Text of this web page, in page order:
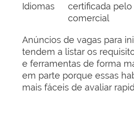
Idiomas
certificada pelo
comercial
Anúncios de vagas para
tendem a listar os
e ferramentas de forma
em parte porque essas
mais fáceis de avaliar